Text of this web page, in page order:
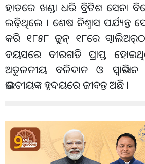
ହାତରେ ଖଣ୍ଡା ଧରି ବ୍ରିଟିଶ ସେନା
ଲଢ଼ିଥିଲେ । ଶେଷ ନିଶ୍ୱାସ ପର୍ଯ୍ୟନ୍ତ
କରି ୧୮୫୮ ଜୁନ୍ ୧୮ରେ ଗ୍ୱାଲିଅର୍
ବୟସରେ ବୀରଗତି ପ୍ରାପ୍ତ
ଅତୁଳନୀୟ ବଳିଦାନ ଓ
ଭାରତୀୟଙ୍କ ହୃଦୟରେ ଜୀବନ୍ତ ଅଛି ।